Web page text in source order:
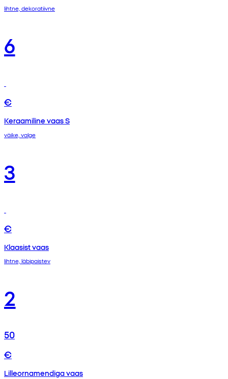
lihtne, dekoratiivne
6
€
Keraamiline vaas S
väike, valge
3
€
Klaasist vaas
lihtne, läbipaistev
2
50
€
Lilleornamendiga vaas